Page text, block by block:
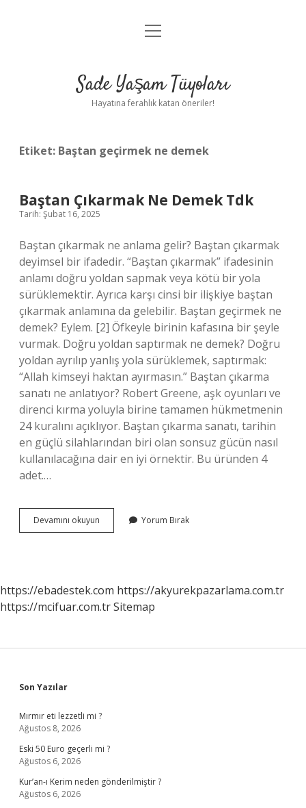
Anasayfa
Yasal Uyarı
menüyü
Sade Yaşam Tüyoları
Hayatına ferahlık katan öneriler!
Etiket: Baştan geçirmek ne demek
Baştan Çıkarmak Ne Demek Tdk
Tarih: Şubat 16, 2025
Baştan çıkarmak ne anlama gelir? Baştan çıkarmak
deyimsel bir ifadedir. “Baştan çıkarmak” ifadesinin
anlamı doğru yoldan sapmak veya kötü bir yola
sürüklemektir. Ayrıca karşı cinsi bir ilişkiye baştan
çıkarmak anlamına da gelebilir. Baştan geçirmek ne
demek? Eylem. [2] Öfkeyle birinin kafasına bir şeyle
vurmak. Doğru yoldan saptırmak ne demek? Doğru
yoldan ayrılıp yanlış yola sürüklemek, saptırmak:
“Allah kimseyi haktan ayırmasın.” Baştan çıkarma
sanatı ne anlatıyor? Robert Greene, aşk oyunları ve
direnci kırma yoluyla birine tamamen hükmetmenin
24 kuralını açıklıyor. Baştan çıkarma sanatı, tarihin
en güçlü silahlarından biri olan sonsuz gücün nasıl
kullanılacağına dair en iyi örnektir. Bu üründen 4
adet.…
Devamını okuyun
Çıkarmak
Yorum Bırak
https://ebadestek.com https://akyurekpazarlama.com.tr
https://mcifuar.com.trSitemap
Sidebar
Son Yazılar
Mırmır eti lezzetli mi ?
Ağustos 8, 2026
Eski 50 Euro geçerli mi ?
Ağustos 6, 2026
Kur’an-ı Kerim neden gönderilmiştir ?
Ağustos 6, 2026